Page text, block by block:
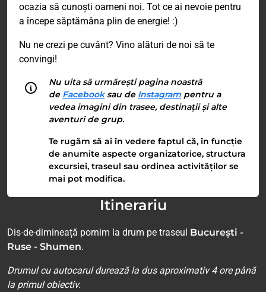
ocazia să cunoști oameni noi. Tot ce ai nevoie pentru
a începe săptămâna plin de energie! :)
Nu ne crezi pe cuvânt? Vino alături de noi să te
convingi!
Nu uita să urmărești pagina noastră
de Facebooksau de Instagram pentru a
vedea imagini din trasee, destinații și alte
aventuri de grup.
Te rugăm să ai în vedere faptul că, în funcție
de anumite aspecte organizatorice, structura
excursiei, traseul sau ordinea activităților se
mai pot modifica.
Itinerariu
Dis-de-dimineață pornim la drum pe traseul București -
Ruse - Shumen.
Drumul cu autocarul durează la dus aproximativ 4 ore până
la primul obiectiv.